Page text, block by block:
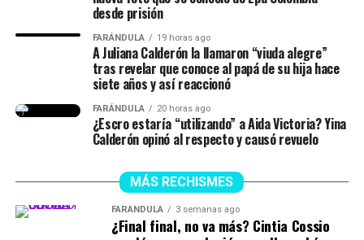
desde prisión
FARÁNDULA 19 horas ago
A Juliana Calderón la llamaron “viuda alegre”
tras revelar que conoce al papá de su hija hace
siete años y así reaccionó
FARÁNDULA 20 horas ago
¿Escro estaría “utilizando” a Aida Victoria? Yina
Calderón opinó al respecto y causó revuelo
MÁS RECHISMES
FARÁNDULA 3 semanas ago
¿Final final, no va más? Cintia Cossio